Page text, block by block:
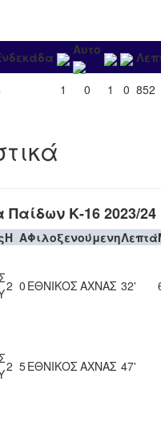
Αυτο
1 0 1 0 852
Κ-16 2023/24
H AΦιλοξενούμενηΛεπτά
2 0 ΕΘΝΙΚΟΣ ΑΧΝΑΣ 32'
2 5ΕΘΝΙΚΟΣ ΑΧΝΑΣ 47'